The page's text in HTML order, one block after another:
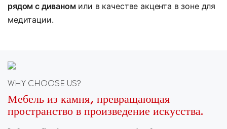
рядом с диваномили в качестве акцента в зоне для
медитации.
WHY CHOOSE US?
Мебель из камня, превращающая
пространство в произведение искусства.